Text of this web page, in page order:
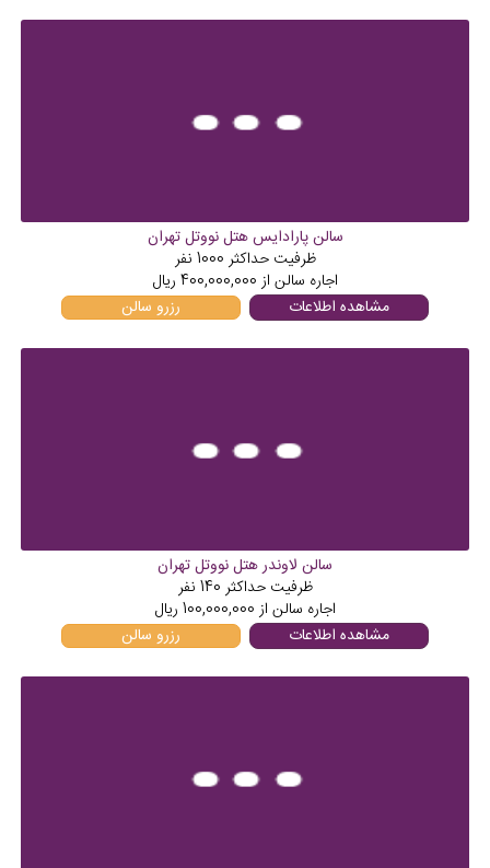
سالن پارادایس هتل نووتل تهران
ظرفیت حداکثر 1000 نفر
اجاره سالن از400,000,000 ریال
مشاهده اطلاعات
رزرو سالن
سالن لاوندر هتل نووتل تهران
ظرفیت حداکثر 140 نفر
اجاره سالن از100,000,000 ریال
مشاهده اطلاعات
رزرو سالن